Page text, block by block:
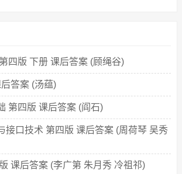
四版 下册 课后答案 (顾绳谷)
答案 (汤蕴)
第四版 课后答案 (阎石)
接口技术 第四版 课后答案 (周荷琴 吴秀
课后答案 (李广第 朱月秀 冷祖祁)